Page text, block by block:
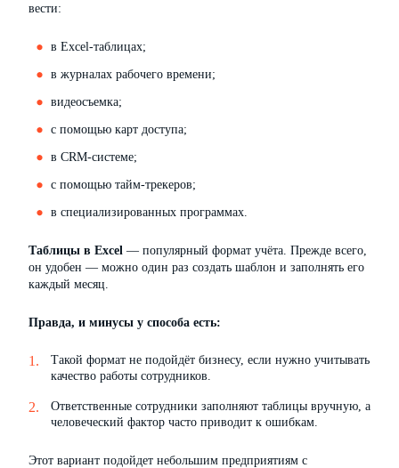
вести:
в Excel-таблицах;
в журналах рабочего времени;
видеосъемка;
с помощью карт доступа;
в CRM-системе;
с помощью тайм-трекеров;
в специализированных программах.
Таблицы в Excel — популярный формат учёта. Прежде всего,
он удобен — можно один раз создать шаблон и заполнять его
каждый месяц.
Правда, и минусы у способа есть:
Такой формат не подойдёт бизнесу, если нужно учитывать
качество работы сотрудников.
Ответственные сотрудники заполняют таблицы вручную, а
человеческий фактор часто приводит к ошибкам.
Этот вариант подойдет небольшим предприятиям с